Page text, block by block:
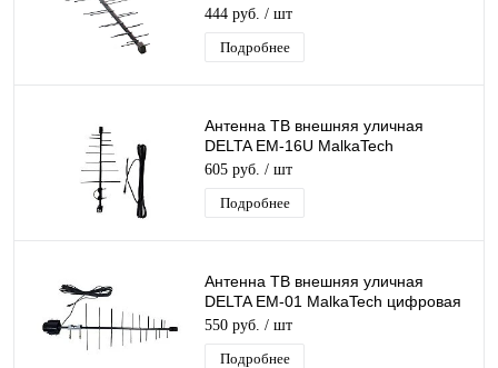
эфирная для DVB-T2 телевидения
наружная
444 руб. / шт
Подробнее
Антенна ТВ внешняя уличная
DELTA EM-16U MalkaTech
цифровая эфирная для DVB-T2 ТВ
наружная
605 руб. / шт
Подробнее
Антенна ТВ внешняя уличная
DELTA EM-01 MalkaTech цифровая
эфирная для DVB-T2 ТВ наружная
550 руб. / шт
Подробнее